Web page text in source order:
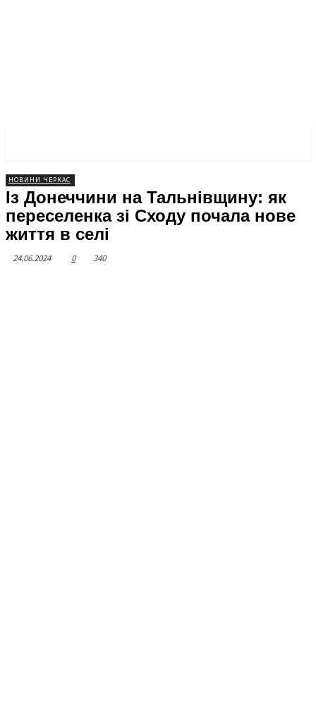
НОВИНИ ЧЕРКАС
Із Донеччини на Тальнівщину: як
переселенка зі Сходу почала нове
життя в селі
24.06.2024 0 340